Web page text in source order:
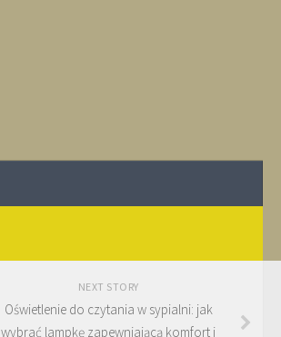
NEXT STORY
Oświetlenie do czytania w sypialni: jak
wybrać lampkę zapewniającą komfort i